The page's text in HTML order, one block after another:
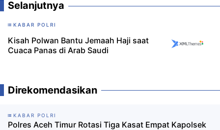
Selanjutnya
KABAR POLRI
Kisah Polwan Bantu Jemaah Haji saat
Cuaca Panas di Arab Saudi
Direkomendasikan
KABAR POLRI
Polres Aceh Timur Rotasi Tiga Kasat Empat Kapolsek